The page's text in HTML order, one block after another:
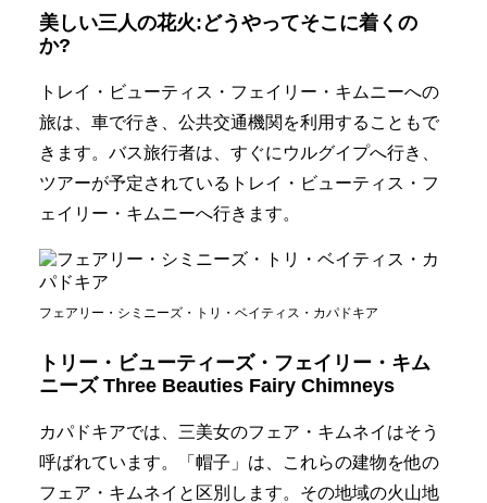
美しい三人の花火:どうやってそこに着くの
か?
トレイ・ビューティス・フェイリー・キムニーへの
旅は、車で行き、公共交通機関を利用することもで
きます。バス旅行者は、すぐにウルグイプへ行き、
ツアーが予定されているトレイ・ビューティス・フ
ェイリー・キムニーへ行きます。
フェアリー・シミニーズ・トリ・ベイティス・カパドキア
トリー・ビューティーズ・フェイリー・キム
ニーズ Three Beauties Fairy Chimneys
カパドキアでは、三美女のフェア・キムネイはそう
呼ばれています。「帽子」は、これらの建物を他の
フェア・キムネイと区別します。その地域の火山地